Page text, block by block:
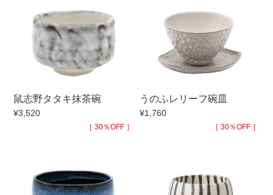
機能性
鼠志野タタキ抹茶碗
¥3,520
［ 30％OFF ］
うのふレリーフ碗皿
¥1,760
［ 30％OFF ］